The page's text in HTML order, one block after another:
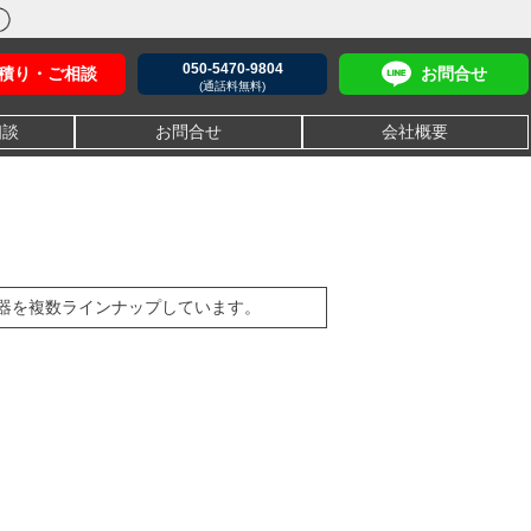
り・ご相談 050-5470-9804
(通話料無料)
お問合せ
お問合せ 会社概要
複数ラインナップしています。